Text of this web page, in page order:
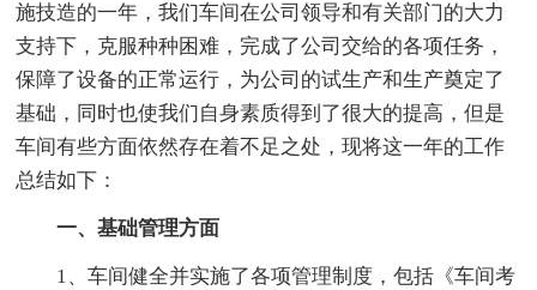
施技造的一年，我们车间在公司领导和有关部门的大力
支持下，克服种种困难，完成了公司交给的各项任务，
保障了设备的正常运行，为公司的试生产和生产奠定了
基础，同时也使我们自身素质得到了很大的提高，但是
车间有些方面依然存在着不足之处，现将这一年的工作
总结如下：
一、基础管理方面
1、车间健全并实施了各项管理制度，包括《车间考